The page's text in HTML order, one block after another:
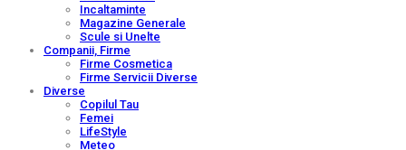
Incaltaminte
Magazine Generale
Scule si Unelte
Companii, Firme
Firme Cosmetica
Firme Servicii Diverse
Diverse
Copilul Tau
Femei
LifeStyle
Meteo